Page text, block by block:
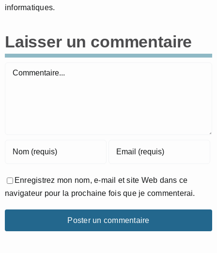
informatiques.
Laisser un commentaire
Commentaire
Enregistrez mon nom, e-mail et site Web dans ce
navigateur pour la prochaine fois que je commenterai.